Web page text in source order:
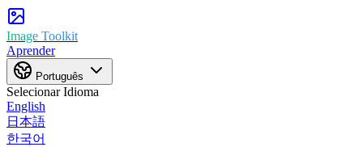
Image Toolkit
Aprender
Português
Selecionar Idioma
English
日本語
한국어